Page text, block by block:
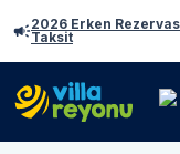
2026 Erken
Taksit